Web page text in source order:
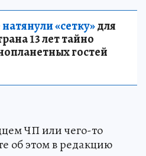
«сетку»для
13 лет тайно
гостей
ЧП или чего-то
об этом в редакцию